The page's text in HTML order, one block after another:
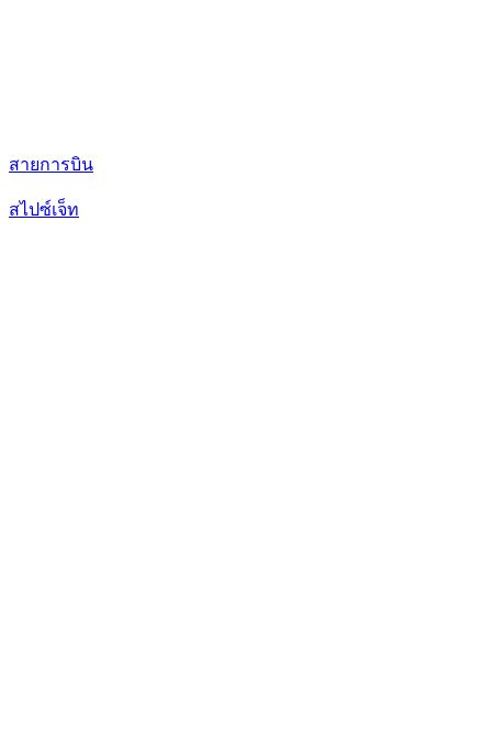
สายการบิน
สไปซ์เจ็ท